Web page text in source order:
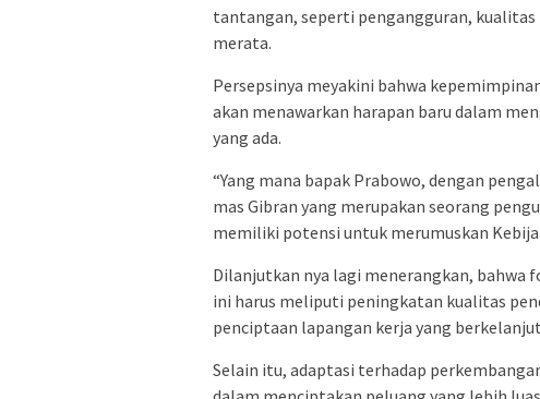
tantangan, seperti pengangguran, kualitas
merata.
Persepsinya meyakini bahwa
akan menawarkan harapan baru dalam
yang ada.
“Yang mana bapak Prabowo, dengan
mas Gibran yang merupakan seorang
memiliki potensi untuk merumuskan
Dilanjutkan nya lagi menerangkan, bahwa
ini harus meliputi peningkatan kualitas
penciptaan lapangan kerja yang
Selain itu, adaptasi terhadap